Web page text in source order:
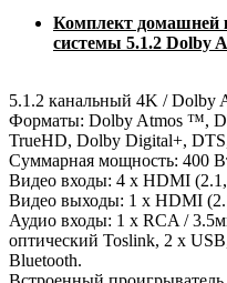
Комплект домашней
системы 5.1.2 Dolby
5.1.2 канальный 4K /
Форматы: Dolby Atmos ™,
TrueHD, Dolby Digital+,
Суммарная мощность: 400
Видео входы: 4 x HDMI
Видео выходы: 1 x HDMI
Аудио входы: 1 x RCA /
оптический Toslink, 2 х
Bluetooth.